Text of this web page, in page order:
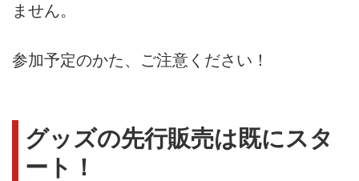
ません。
参加予定のかた、ご注意ください！
グッズの先行販売は既にスタ
ート！